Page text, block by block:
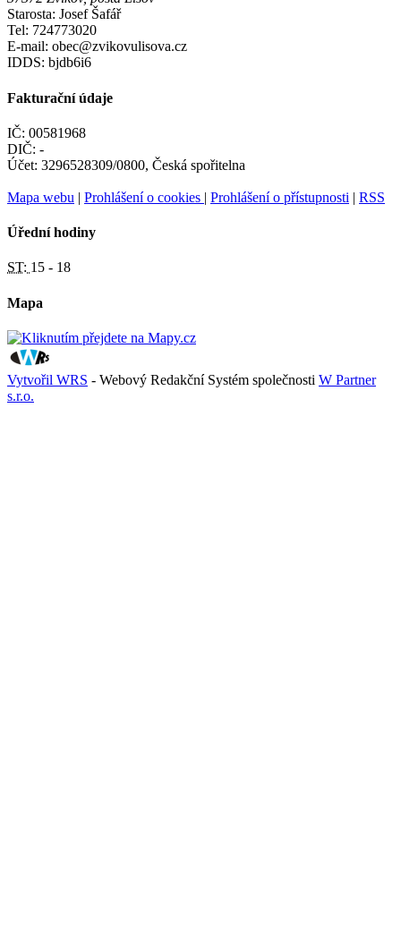
Starosta: Josef Šafář
Tel: 724773020
E-mail: obec@zvikovulisova.cz
IDDS: bjdb6i6
Fakturační údaje
IČ: 00581968
DIČ: -
Účet: 3296528309/0800, Česká spořitelna
Mapa webu | Prohlášení o cookies | Prohlášení o přístupnosti | RSS
Úřední hodiny
ST: 15 - 18
Mapa
Vytvořil WRS - Webový Redakční Systém společnosti W Partner
s.r.o.